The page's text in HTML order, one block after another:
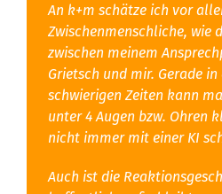
An k+m schätze ich vor
Zwischenmenschliche, wie
zwischen meinem
Grietsch und mir. Gerade
schwierigen Zeiten kann
unter 4 Augen bzw. Ohren
nicht immer mit einer KI
Auch ist die